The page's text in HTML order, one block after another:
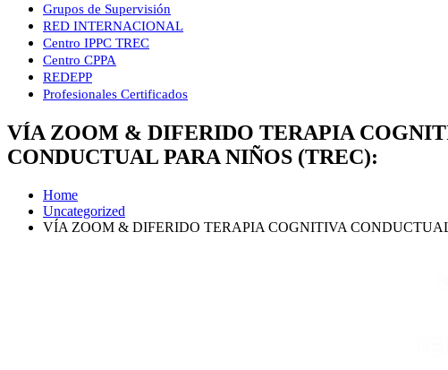
Grupos de Supervisión
RED INTERNACIONAL
Centro IPPC TREC
Centro CPPA
REDEPP
Profesionales Certificados
VÍA ZOOM & DIFERIDO TERAPIA
CONDUCTUAL PARA NIÑOS (TREC):
Home
Uncategorized
VÍA ZOOM & DIFERIDO TERAPIA COGNITIVA